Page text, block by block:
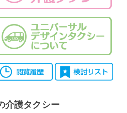
介護タクシー